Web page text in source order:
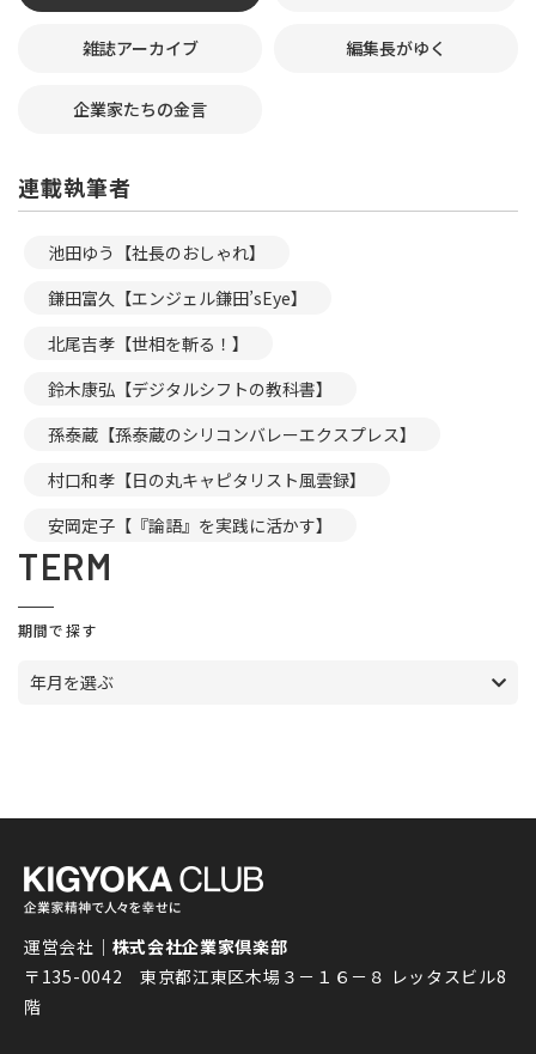
雑誌アーカイブ 編集長がゆく
企業家たちの金言
連載執筆者
池田ゆう【社長のおしゃれ】
鎌田富久【エンジェル鎌田’sEye】
北尾吉孝【世相を斬る！】
鈴木康弘【デジタルシフトの教科書】
孫泰蔵【孫泰蔵のシリコンバレーエクスプレス】
村口和孝【日の丸キャピタリスト風雲録】
安岡定子【『論語』を実践に活かす】
TERM
期間で探す
年月を選ぶ
運営会社｜ 株式会社企業家倶楽部
〒135-0042 東京都江東区木場３－１６－８ レッタスビル8
階